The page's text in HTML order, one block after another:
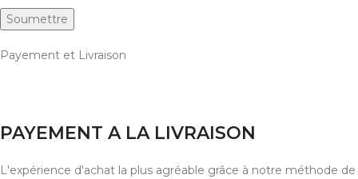
Payement et Livraison
PAYEMENT A LA LIVRAISON
L'expérience d'achat la plus agréable grâce à notre méthode de